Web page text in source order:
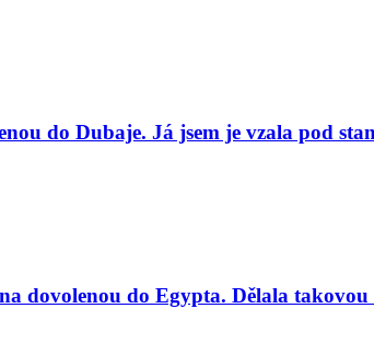
do Dubaje. Já jsem je vzala pod
dovolenou do Egypta. Dělala